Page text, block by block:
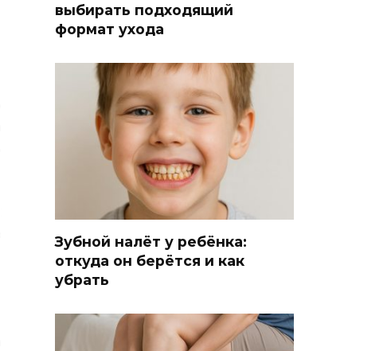
выбирать подходящий
формат ухода
Зубной налёт у ребёнка:
откуда он берётся и как
убрать